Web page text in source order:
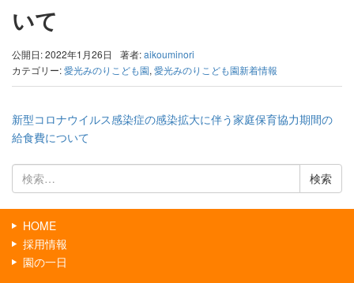
いて
公開日: 2022年1月26日 著者:aikouminori
カテゴリー:愛光みのりこども園, 愛光みのりこども園新着情報
新型コロナウイルス感染症の感染拡大に伴う家庭保育協力期間の
給食費について
検
索:
HOME
採用情報
園の一日